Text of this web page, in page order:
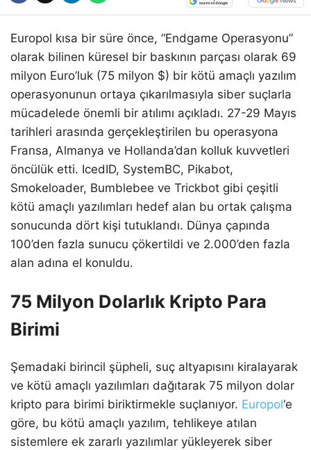
Europol kısa bir süre önce, “Endgame Operasyonu”
olarak bilinen küresel bir baskının parçası olarak 69
milyon Euro’luk (75 milyon $) bir kötü amaçlı yazılım
operasyonunun ortaya çıkarılmasıyla siber suçlarla
mücadelede önemli bir atılımı açıkladı. 27-29 Mayıs
tarihleri arasında gerçekleştirilen bu operasyona
Fransa, Almanya ve Hollanda’dan kolluk kuvvetleri
öncülük etti. IcedID, SystemBC, Pikabot,
Smokeloader, Bumblebee ve Trickbot gibi çeşitli
kötü amaçlı yazılımları hedef alan bu ortak çalışma
sonucunda dört kişi tutuklandı. Dünya çapında
100’den fazla sunucu çökertildi ve 2.000’den fazla
alan adına el konuldu.
75 Milyon Dolarlık Kripto Para
Birimi
Şemadaki birincil şüpheli, suç altyapısını kiralayarak
ve kötü amaçlı yazılımları dağıtarak 75 milyon dolar
kripto para birimi biriktirmekle suçlanıyor. Europol‘e
göre, bu kötü amaçlı yazılım, tehlikeye atılan
sistemlere ek zararlı yazılımlar yükleyerek siber